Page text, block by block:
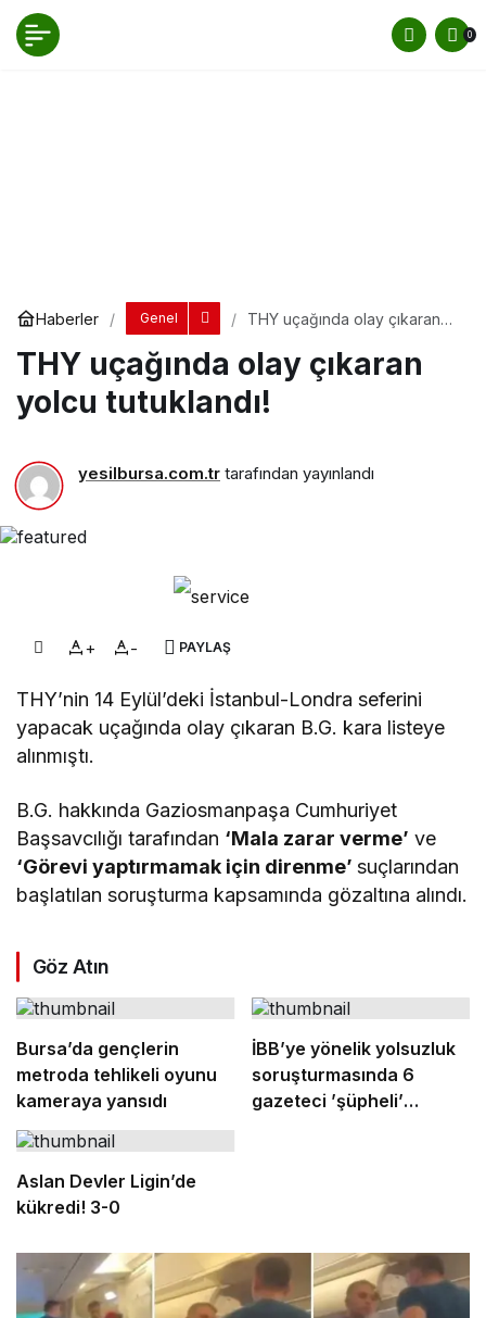
0
Haberler Genel
THY uçağında olay çıkaran
THY uçağında olay çıkaran
yolcu tutuklandı!
yesilbursa.com.tr tarafından yayınlandı
+ - PAYLAŞ
THY’nin 14 Eylül’deki İstanbul-Londra seferini
yapacak uçağında olay çıkaran B.G. kara listeye
alınmıştı.
B.G. hakkında Gaziosmanpaşa Cumhuriyet
Başsavcılığı tarafından ‘Mala zarar verme’ ve
‘Görevi yaptırmamak için direnme’suçlarından
başlatılan soruşturma kapsamında gözaltına alındı.
Göz Atın
Bursa’da gençlerin
metroda tehlikeli oyunu
kameraya yansıdı
İBB’ye yönelik yolsuzluk
soruşturmasında 6
gazeteci ’şüpheli’
Aslan Devler Ligin’de
kükredi! 3-0
THY uçağında olay çıkaran yolcu tutuklandı!